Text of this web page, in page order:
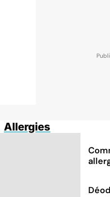
Allergies